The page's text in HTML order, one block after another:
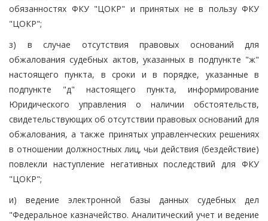
обязанностях ФКУ "ЦОКР" и принятых не в пользу ФКУ
"ЦОКР";
з) в случае отсутствия правовых оснований для
обжалования судебных актов, указанных в подпункте "ж"
настоящего пункта, в сроки и в порядке, указанные в
подпункте "д" настоящего пункта, информирование
Юридического управления о наличии обстоятельств,
свидетельствующих об отсутствии правовых оснований для
обжалования, а также принятых управленческих решениях
в отношении должностных лиц, чьи действия (бездействие)
повлекли наступление негативных последствий для ФКУ
"ЦОКР";
и) ведение электронной базы данных судебных дел
"Федеральное казначейство. Аналитический учет и ведение